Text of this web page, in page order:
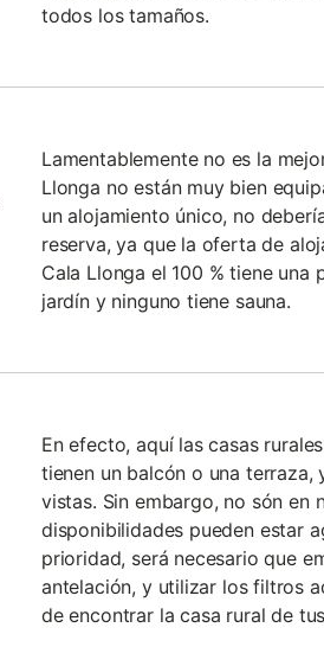
todos los tamaños.
Lamentablemente no es la
Llonga no están muy bien
un alojamiento único, no
reserva, ya que la oferta de
Cala Llonga el 100 % tiene una
jardín y ninguno tiene sauna.
En efecto, aquí las casas
tienen un balcón o una terraza,
vistas. Sin embargo, no són en
disponibilidades pueden estar
prioridad, será necesario que
antelación, y utilizar los filtros
de encontrar la casa rural de